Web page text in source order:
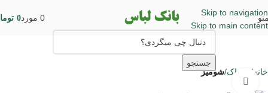
Skip to navigation
Skip to main content
0 مورد0
جستجو
خانه
پوشاک شومیز